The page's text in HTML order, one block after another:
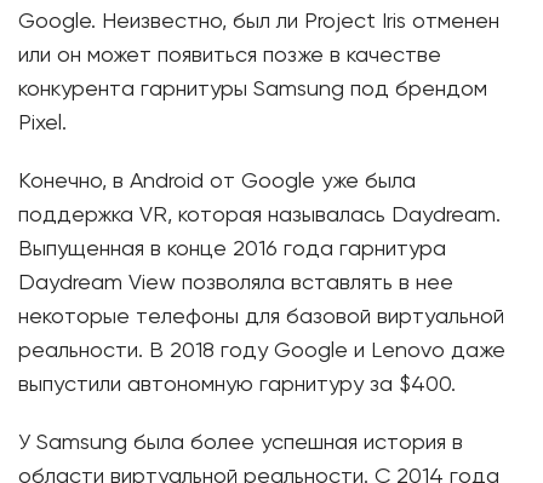
Google. Неизвестно, был ли Project Iris отменен
или он может появиться позже в качестве
конкурента гарнитуры Samsung под брендом
Pixel.
Конечно, в Android от Google уже была
поддержка VR, которая называлась Daydream.
Выпущенная в конце 2016 года гарнитура
Daydream View позволяла вставлять в нее
некоторые телефоны для базовой виртуальной
реальности. В 2018 году Google и Lenovo даже
выпустили автономную гарнитуру за $400.
У Samsung была более успешная история в
области виртуальной реальности. С 2014 года